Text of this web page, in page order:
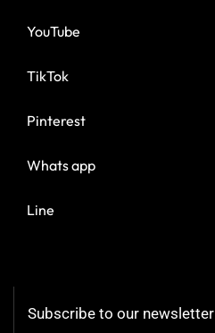
YouTube
TikTok
Pinterest
Whats app
Line
Subscribe to our newsletter